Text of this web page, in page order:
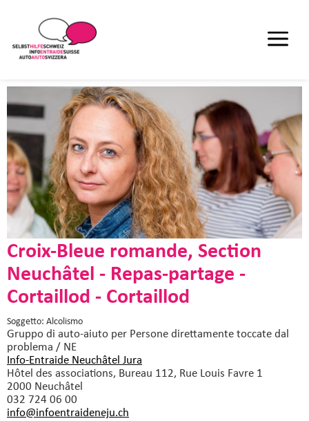
Croix-Bleue romande, Section
Neuchâtel - Repas-partage -
Cortaillod - Cortaillod
Soggetto: Alcolismo
Gruppo di auto-aiuto per Persone direttamente toccate dal
problema / NE
Info-Entraide Neuchâtel Jura
Hôtel des associations, Bureau 112, Rue Louis Favre 1
2000 Neuchâtel
032 724 06 00
info@infoentraideneju.ch